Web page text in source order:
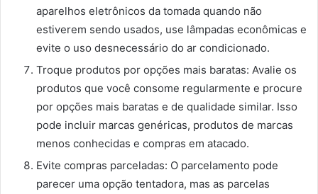
aparelhos eletrônicos da tomada quando não
estiverem sendo usados, use lâmpadas econômicas e
evite o uso desnecessário do ar condicionado.
Troque produtos por opções mais baratas: Avalie os
produtos que você consome regularmente e procure
por opções mais baratas e de qualidade similar. Isso
pode incluir marcas genéricas, produtos de marcas
menos conhecidas e compras em atacado.
Evite compras parceladas: O parcelamento pode
parecer uma opção tentadora, mas as parcelas